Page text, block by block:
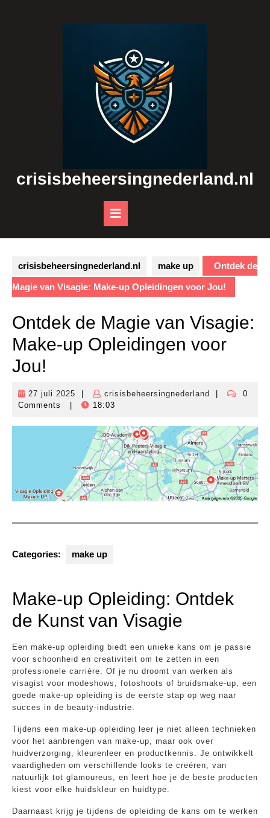
crisisbeheersingnederland.nl
Button
crisisbeheersingnederland.nl make up Ontdek de
Magie van Visagie: Make-up Opleidingen voor Jou!
Ontdek de Magie van Visagie:
Make-up Opleidingen voor
Jou!
27 juli 2025
27
juli
crisisbeheersingnederland
0
Comments
18:03
Categories: make up
Make-up Opleiding: Ontdek
de Kunst van Visagie
Een make-up opleiding biedt een unieke kans om je passie
voor schoonheid en creativiteit om te zetten in een
professionele carrière. Of je nu droomt van werken als
visagist voor modeshows, fotoshoots of bruidsmake-up, een
goede make-up opleiding is de eerste stap op weg naar
succes in de beauty-industrie.
Tijdens een make-up opleiding leer je niet alleen technieken
voor het aanbrengen van make-up, maar ook over
huidverzorging, kleurenleer en productkennis. Je ontwikkelt
vaardigheden om verschillende looks te creëren, van
natuurlijk tot glamoureus, en leert hoe je de beste producten
kiest voor elke huidskleur en huidtype.
Daarnaast krijg je tijdens de opleiding de kans om te werken